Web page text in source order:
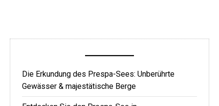
Die Erkundung des Prespa-Sees: Unberührte
Gewässer & majestätische Berge